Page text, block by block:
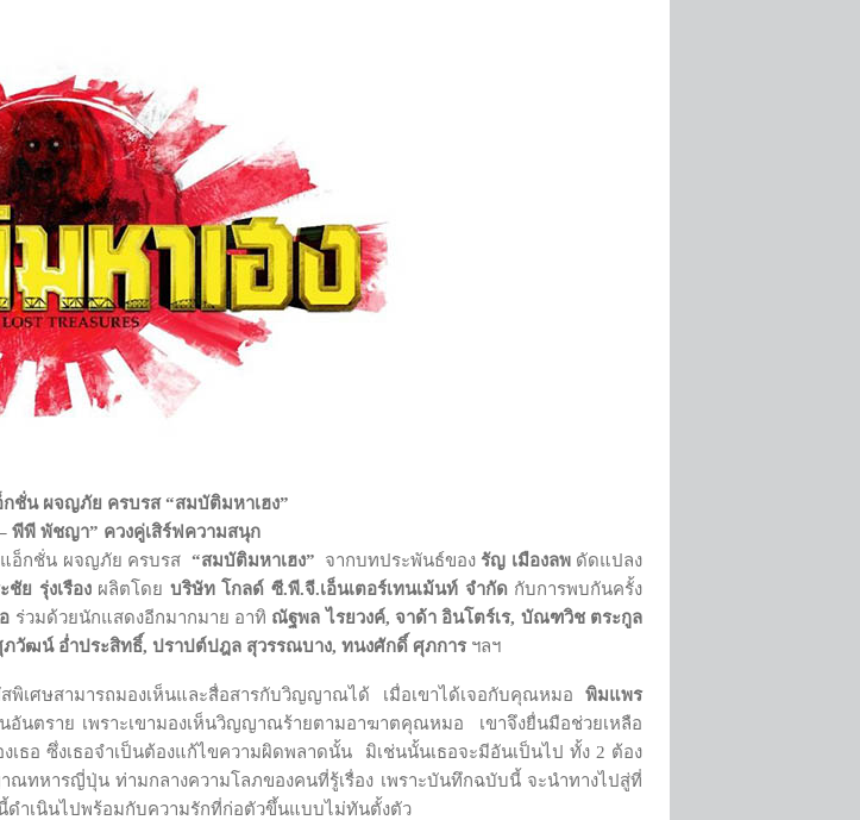
ชั่น ผจญภัย ครบรส “สมบัติมหาเฮง”
พีพี พัชญา” ควงคู่เสิร์ฟความสนุก
แอ็กชั่น ผจญภัย ครบรส “สมบัติมหาเฮง” จากบทประพันธ์ของ รัญ เมืองลพ ดัดแปลง
ชัย รุ่งเรืองผลิตโดย บริษัท โกลด์ ซี.พี.จี.เอ็นเตอร์เทนเม้นท์ จำกัด กับการพบกันครั้ง
ร่วมด้วยนักแสดงอีกมากมาย อาทิ ณัฐพล ไรยวงค์,จาด้า อินโตร์เร, บัณฑวิช ตระกูล
วัฒน์ อ่ำประสิทธิ์, ปราปต์ปฎล สุวรรณบาง, ทนงศักดิ์ ศุภการฯลฯ
พิเศษสามารถมองเห็นและสื่อสารกับวิญญาณได้ เมื่อเขาได้เจอกับคุณหมอพิมแพร
นตราย เพราะเขามองเห็นวิญญาณร้ายตามอาฆาตคุณหมอ เขาจึงยื่นมือช่วยเหลือ
อ ซึ่งเธอจำเป็นต้องแก้ไขความผิดพลาดนั้น มิเช่นนั้นเธอจะมีอันเป็นไป ทั้ง 2 ต้อง
หารญี่ปุ่น ท่ามกลางความโลภของคนที่รู้เรื่อง เพราะบันทึกฉบับนี้ จะนำทางไปสู่ที่
ำเนินไปพร้อมกับความรักที่ก่อตัวขึ้นแบบไม่ทันตั้งตัว